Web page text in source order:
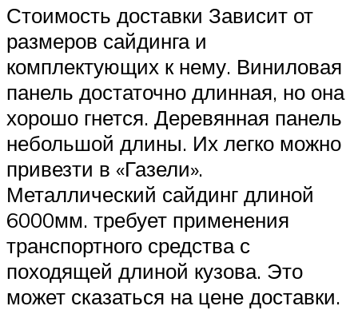
Стоимость доставки Зависит от
размеров сайдинга и
комплектующих к нему. Виниловая
панель достаточно длинная, но она
хорошо гнется. Деревянная панель
небольшой длины. Их легко можно
привезти в «Газели».
Металлический сайдинг длиной
6000мм. требует применения
транспортного средства с
походящей длиной кузова. Это
может сказаться на цене доставки.